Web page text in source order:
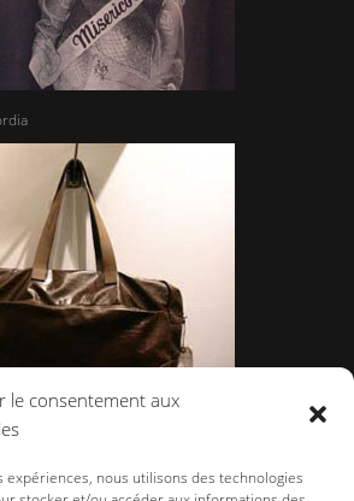
le consentement aux
nous utilisons des technologies